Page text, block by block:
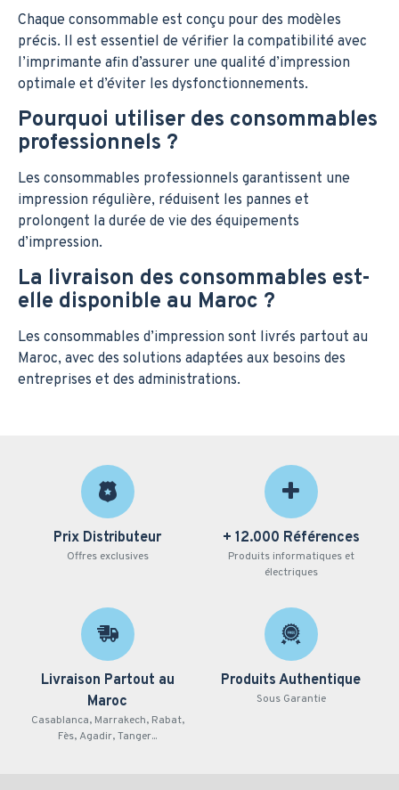
Chaque consommable est conçu pour des modèles
précis. Il est essentiel de vérifier la compatibilité avec
l’imprimante afin d’assurer une qualité d’impression
optimale et d’éviter les dysfonctionnements.
Pourquoi utiliser des consommables
professionnels ?
Les consommables professionnels garantissent une
impression régulière, réduisent les pannes et
prolongent la durée de vie des équipements
d’impression.
La livraison des consommables est-
elle disponible au Maroc ?
Les consommables d’impression sont livrés partout au
Maroc, avec des solutions adaptées aux besoins des
entreprises et des administrations.
Prix Distributeur
Offres exclusives
+ 12.000 Références
Produits informatiques et
électriques
Livraison Partout au
Maroc
Casablanca, Marrakech, Rabat,
Fès, Agadir, Tanger...
Produits Authentique
Sous Garantie